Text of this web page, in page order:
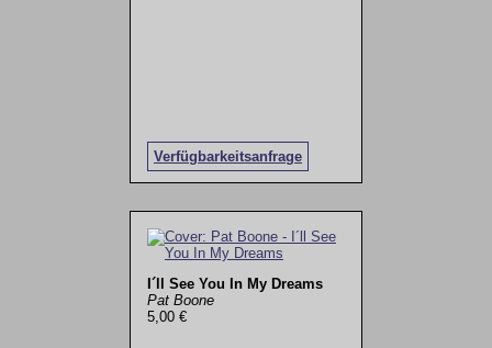
Verfügbarkeitsanfrage
I´ll See You In My Dreams
Pat Boone
5,00 €